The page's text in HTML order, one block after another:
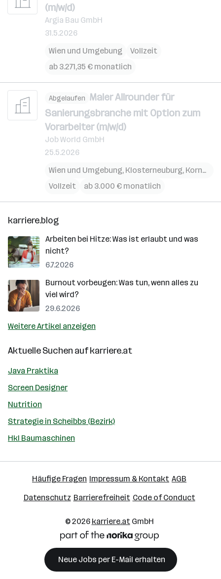
(m/w/d)
Argia Bau GmbH
31.5.2026
Wien und Umgebung
Vollzeit
ab 3.271,35 € monatlich
Abgelaufen Maler Allrounder für
Sanierungsbranche mit Option zum
Vorarbeiter (m/w/d)
Job World GmbH
25.5.2026
Wien und Umgebung, Klosterneuburg, Korneuburg
Vollzeit
ab 3.000 € monatlich
karriere.blog
Arbeiten bei Hitze: Was ist erlaubt und was
nicht?
6.7.2026
Burnout vorbeugen: Was tun, wenn alles zu
viel wird?
29.6.2026
Weitere Artikel anzeigen
Aktuelle Suchen aufkarriere.at
Java Praktika
Screen Designer
Nutrition
Strategie in Scheibbs (Bezirk)
Hkl Baumaschinen
Häufige Fragen Impressum & Kontakt AGB
Datenschutz Barrierefreiheit Code of Conduct
© 2026 karriere.atGmbH
Neue Jobs per E-Mail erhalten